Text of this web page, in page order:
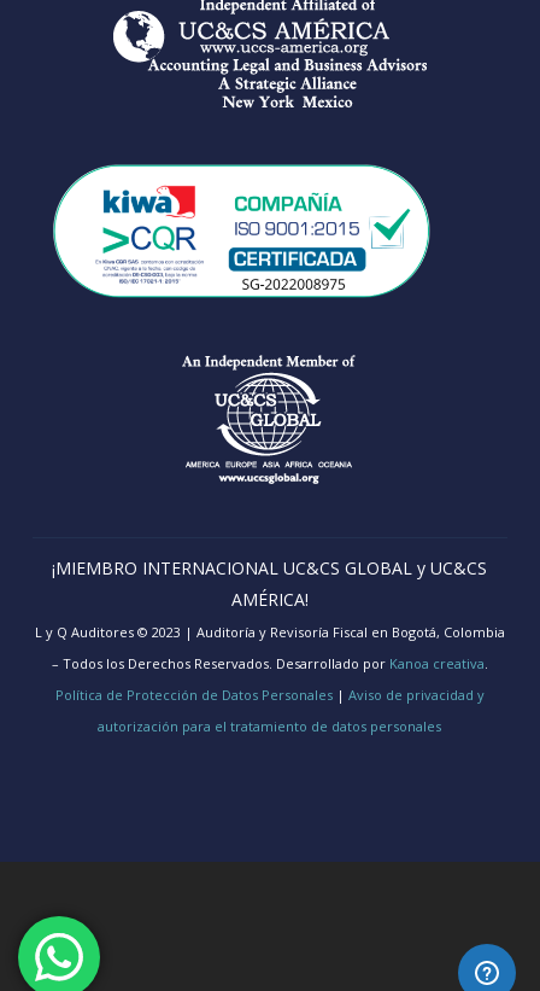
¡MIEMBRO INTERNACIONAL UC&CS GLOBAL y UC&CS
AMÉRICA!
L y Q Auditores © 2023 | Auditoría y Revisoría Fiscal en Bogotá, Colombia
– Todos los Derechos Reservados. Desarrollado por Kanoa creativa.
Política de Protección de Datos Personales| Aviso de privacidad y
autorización para el tratamiento de datos personales